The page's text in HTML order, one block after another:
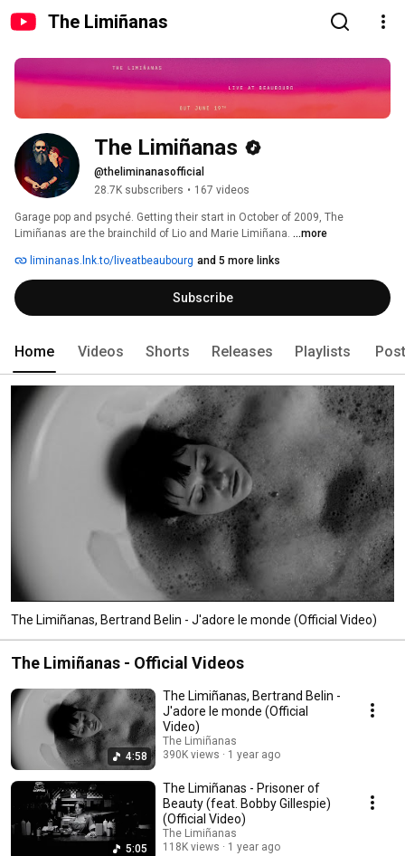
The Limiñanas
The Limiñanas
@theliminanasofficial
28.7K subscribers • 167 videos
Garage pop and psyché. Getting their start in October of 2009, The
Limiñanas are the brainchild of Lio and Marie Limiñana. ...more
liminanas.lnk.to/liveatbeaubourg and 5 more links
Subscribe
Home Videos Shorts Releases Playlists
The Limiñanas, Bertrand Belin - J'adore le monde (Official Video)
The Limiñanas - Official Videos
4:58
The Limiñanas, Bertrand Belin -
J'adore le monde (Official
Video)
The Limiñanas
390K views
1 year ago
5:05
The Limiñanas - Prisoner of
Beauty (feat. Bobby Gillespie)
(Official Video)
The Limiñanas
118K views
1 year ago